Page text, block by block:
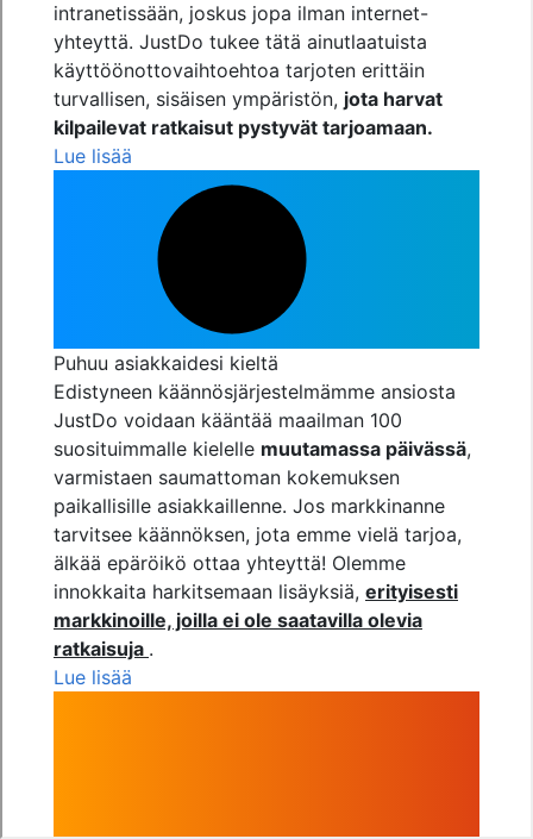
intranetissään, joskus jopa ilman internet-
yhteyttä. JustDo tukee tätä ainutlaatuista
käyttöönottovaihtoehtoa tarjoten erittäin
turvallisen, sisäisen ympäristön, jota harvat
kilpailevat ratkaisut pystyvät tarjoamaan.
Lue lisää
Puhuu asiakkaidesi kieltä
Edistyneen käännösjärjestelmämme ansiosta
JustDo voidaan kääntää maailman 100
suosituimmalle kielelle muutamassa päivässä,
varmistaen saumattoman kokemuksen
paikallisille asiakkaillenne. Jos markkinanne
tarvitsee käännöksen, jota emme vielä tarjoa,
älkää epäröikö ottaa yhteyttä! Olemme
innokkaita harkitsemaan lisäyksiä, erityisesti
markkinoille, joilla ei ole saatavilla olevia
ratkaisuja .
Lue lisää